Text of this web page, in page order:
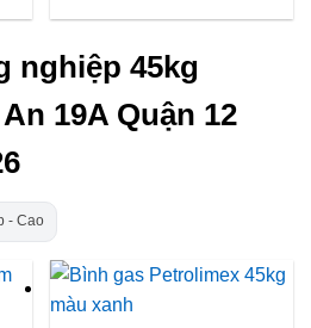
nghiệp 45kg
19A Quận 12
- Cao